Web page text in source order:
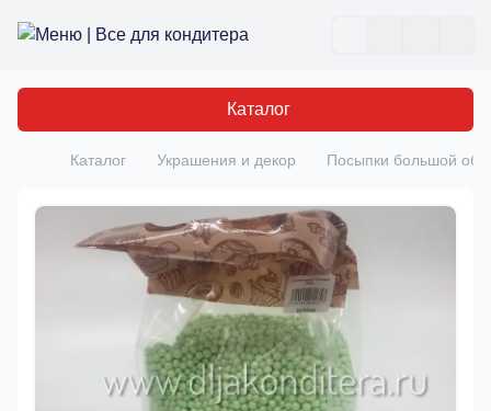
Все для кондитера
Каталог
Главная
Каталог Украшения и декор Посыпки большой